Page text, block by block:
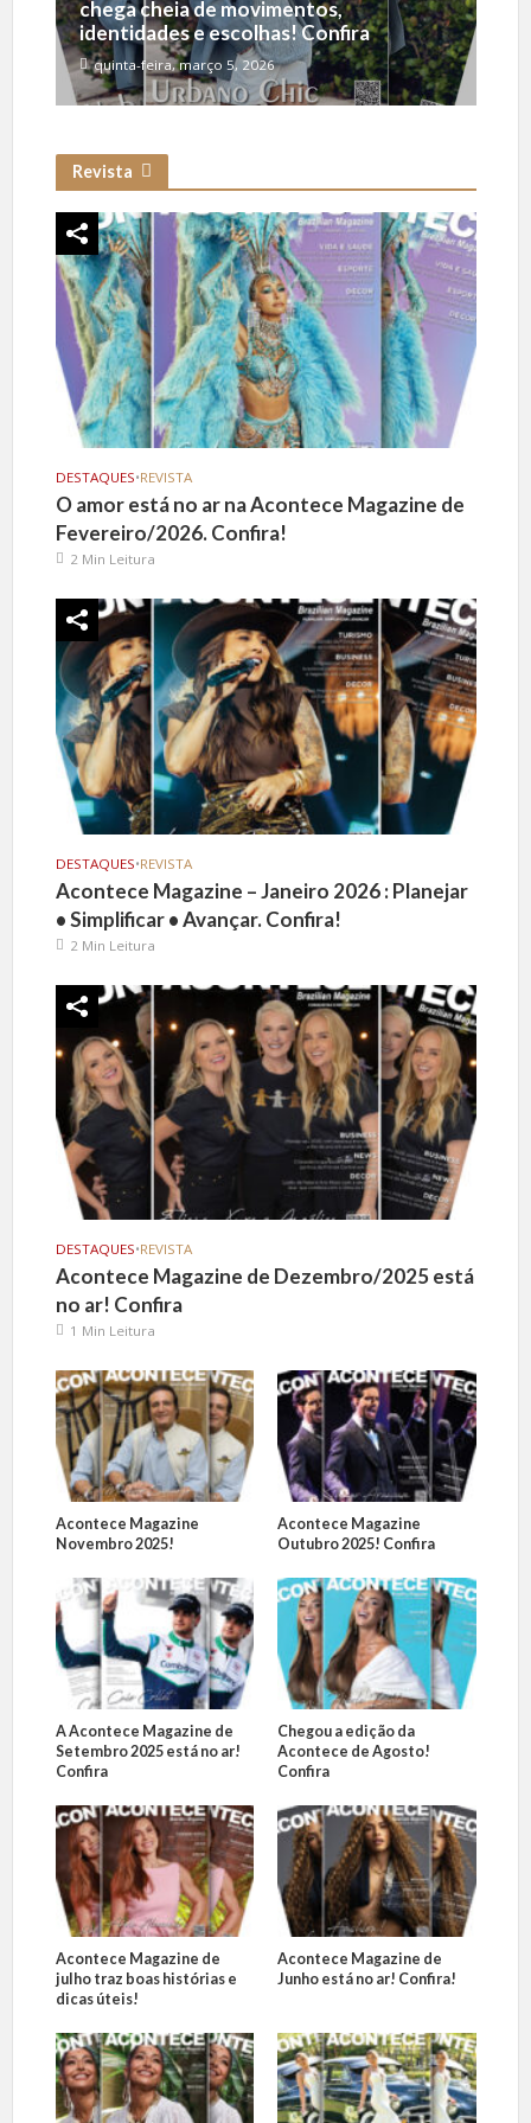
chega cheia de movimentos,
identidades e escolhas! Confira
quinta-feira, março 5, 2026
Revista
DESTAQUES•REVISTA
O amor está no ar na Acontece Magazine de
Fevereiro/2026. Confira!
2 Min Leitura
DESTAQUES•REVISTA
Acontece Magazine – Janeiro 2026 : Planejar
• Simplificar • Avançar. Confira!
2 Min Leitura
DESTAQUES•REVISTA
Acontece Magazine de Dezembro/2025 está
no ar! Confira
1 Min Leitura
Acontece Magazine
Novembro 2025!
Acontece Magazine
Outubro 2025! Confira
A Acontece Magazine de
Setembro 2025 está no ar!
Confira
Chegou a edição da
Acontece de Agosto!
Confira
Acontece Magazine de
julho traz boas histórias e
dicas úteis!
Acontece Magazine de
Junho está no ar! Confira!